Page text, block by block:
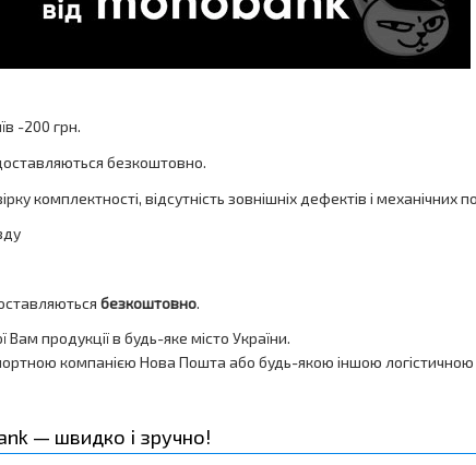
-200 грн.
безкоштовно.
комплектності, відсутність зовнішніх дефектів і механічних
безкоштовно.
продукції в будь-яке місто України.
компанією Нова Пошта або будь-якою іншою логістичною
— швидко і зручно!